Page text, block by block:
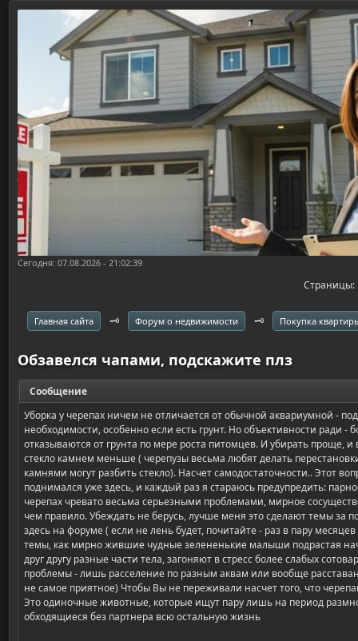
Сегодня: 07.08.2026 - 21:02:39
Главная сайта 🗝️ Форум о недвижимости 🗝️ Покупка
Обзавелся чапами, подскажите плз
Сообщение
Уборка у черепах ничем не отличается от обычной аквариумной -
необходимости, особенно если есть грунт. Но объективности ради -
отказываются от грунта по мере роста питомцев. И убирать проще, и
стекло камнем меньше ( черепузы весьма любят делать
камнями могут разбить стекло). Насчет самодостаточности.. Этот
поднимался уже здесь, и каждый раз я стараюсь предупредить:
черепах чревато весьма серьезными проблемами, мирное
чем правило. Убеждать не берусь, лучше меня это сделают темы за
здесь на форуме ( если не лень будет, почитайте - раз в пару
темы, как мирно жившие чудные зелененькие малыши подрастая
друг другу разные части тела, загоняют в стресс более слабых
проблемы - лишь расселение по разным аквам или вообще
не самое приятное) Чтобы Вы не переживали насчет того, что
Это одиночные животные, которые ищут пару лишь на период
обходящиеся без партнера всю остальную жизнь